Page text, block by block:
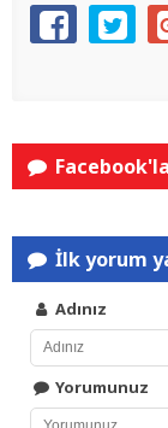
İlk yorum
Adınız
Yorumunuz